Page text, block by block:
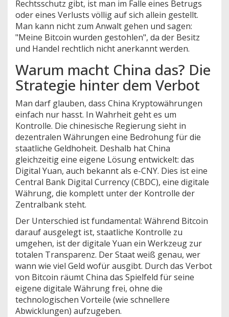
Rechtsschutz gibt, ist man im Falle eines Betrugs
oder eines Verlusts völlig auf sich allein gestellt.
Man kann nicht zum Anwalt gehen und sagen:
"Meine Bitcoin wurden gestohlen", da der Besitz
und Handel rechtlich nicht anerkannt werden.
Warum macht China das? Die
Strategie hinter dem Verbot
Man darf glauben, dass China Kryptowährungen
einfach nur hasst. In Wahrheit geht es um
Kontrolle. Die chinesische Regierung sieht in
dezentralen Währungen eine Bedrohung für die
staatliche Geldhoheit. Deshalb hat China
gleichzeitig eine eigene Lösung entwickelt: das
Digital Yuan, auch bekannt als e-CNY. Dies ist eine
Central Bank Digital Currency (CBDC), eine digitale
Währung, die komplett unter der Kontrolle der
Zentralbank steht.
Der Unterschied ist fundamental: Während Bitcoin
darauf ausgelegt ist, staatliche Kontrolle zu
umgehen, ist der digitale Yuan ein Werkzeug zur
totalen Transparenz. Der Staat weiß genau, wer
wann wie viel Geld wofür ausgibt. Durch das Verbot
von Bitcoin räumt China das Spielfeld für seine
eigene digitale Währung frei, ohne die
technologischen Vorteile (wie schnellere
Abwicklungen) aufzugeben.